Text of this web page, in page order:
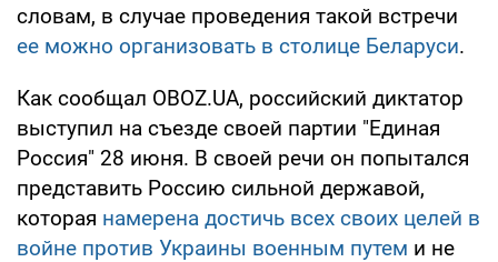
словам, в случае проведения такой встречи
ее можно организовать в столице Беларуси.
Как сообщал OBOZ.UA, российский диктатор
выступил на съезде своей партии "Единая
Россия" 28 июня. В своей речи он попытался
представить Россию сильной державой,
которая намерена достичь всех своих целей в
войне против Украины военным путем и не